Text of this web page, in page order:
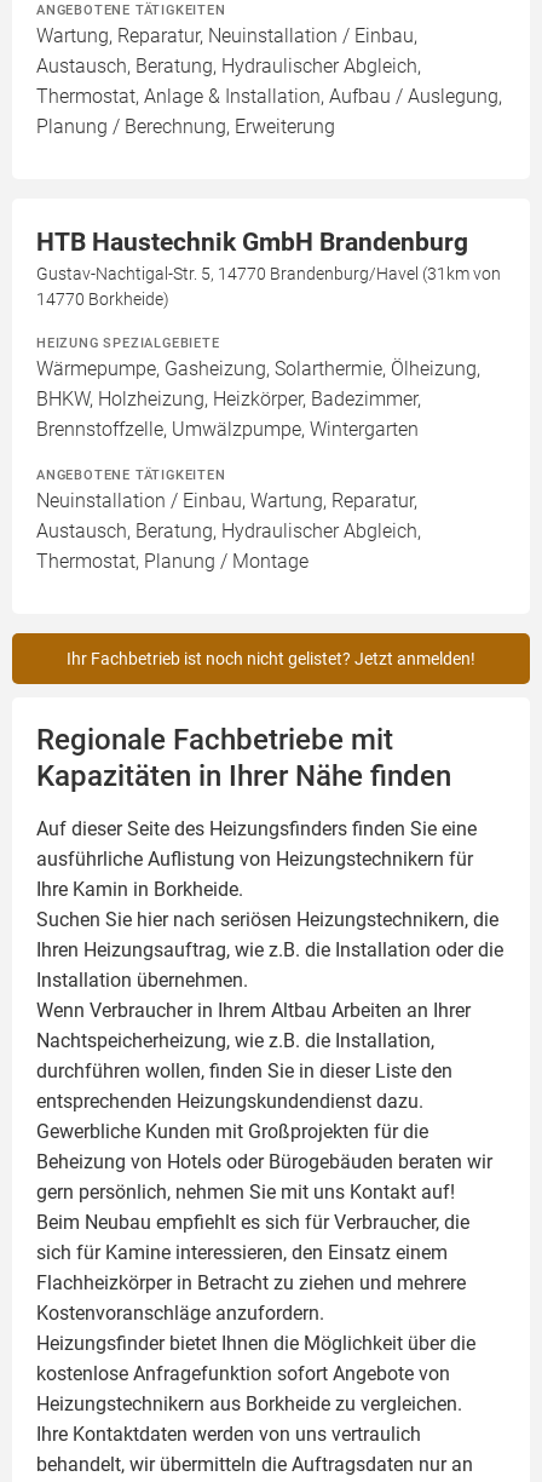
ANGEBOTENE TÄTIGKEITEN
Wartung, Reparatur, Neuinstallation / Einbau,
Austausch, Beratung, Hydraulischer Abgleich,
Thermostat, Anlage & Installation, Aufbau / Auslegung,
Planung / Berechnung, Erweiterung
HTB Haustechnik GmbH Brandenburg
Gustav-Nachtigal-Str. 5, 14770 Brandenburg/Havel (31km von
14770 Borkheide)
HEIZUNG SPEZIALGEBIETE
Wärmepumpe, Gasheizung, Solarthermie, Ölheizung,
BHKW, Holzheizung, Heizkörper, Badezimmer,
Brennstoffzelle, Umwälzpumpe, Wintergarten
ANGEBOTENE TÄTIGKEITEN
Neuinstallation / Einbau, Wartung, Reparatur,
Austausch, Beratung, Hydraulischer Abgleich,
Thermostat, Planung / Montage
Ihr Fachbetrieb ist noch nicht gelistet? Jetzt anmelden!
Regionale Fachbetriebe mit
Kapazitäten in Ihrer Nähe finden
Auf dieser Seite des Heizungsfinders finden Sie eine
ausführliche Auflistung von Heizungstechnikern für
Ihre Kamin in Borkheide.
Suchen Sie hier nach seriösen Heizungstechnikern, die
Ihren Heizungsauftrag, wie z.B. die Installation oder die
Installation übernehmen.
Wenn Verbraucher in Ihrem Altbau Arbeiten an Ihrer
Nachtspeicherheizung, wie z.B. die Installation,
durchführen wollen, finden Sie in dieser Liste den
entsprechenden Heizungskundendienst dazu.
Gewerbliche Kunden mit Großprojekten für die
Beheizung von Hotels oder Bürogebäuden beraten wir
gern persönlich, nehmen Sie mit uns Kontakt auf!
Beim Neubau empfiehlt es sich für Verbraucher, die
sich für Kamine interessieren, den Einsatz einem
Flachheizkörperin Betracht zu ziehen und mehrere
Kostenvoranschläge anzufordern.
Heizungsfinder bietet Ihnen die Möglichkeit über die
kostenlose Anfragefunktion sofort Angebote von
Heizungstechnikern aus Borkheide zu vergleichen.
Ihre Kontaktdaten werden von uns vertraulich
behandelt, wir übermitteln die Auftragsdaten nur an